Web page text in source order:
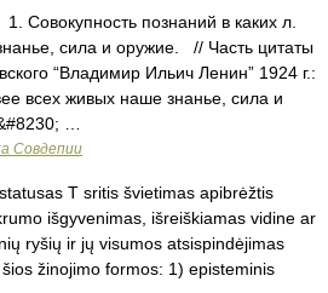
познаний в каких л.
сила и оружие. // Часть цитаты
“Владимир Ильич Ленин” 1924 г.:
всех живых наше знанье, сила и
…
Совдепии
T sritis švietimas apibrėžtis
išgyvenimas, išreiškiamas vidine ar
ryšių ir jų visumos atsispindėjimas
žinojimo formos: 1) episteminis